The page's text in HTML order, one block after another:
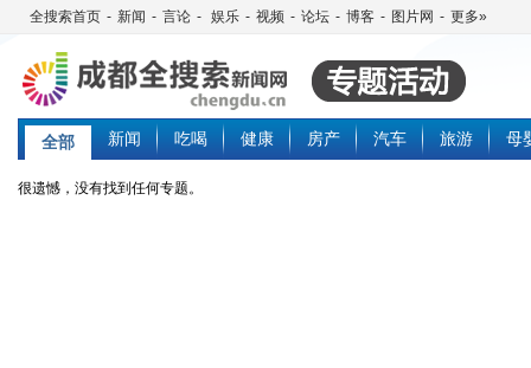
全搜索首页 - 新闻 - 言论 - 娱乐 - 视频 - 论坛 - 博客 - 图片网 - 更多»
全部 新闻 吃喝 健康 房产 汽车 旅游 母
很遗憾，没有找到任何专题。